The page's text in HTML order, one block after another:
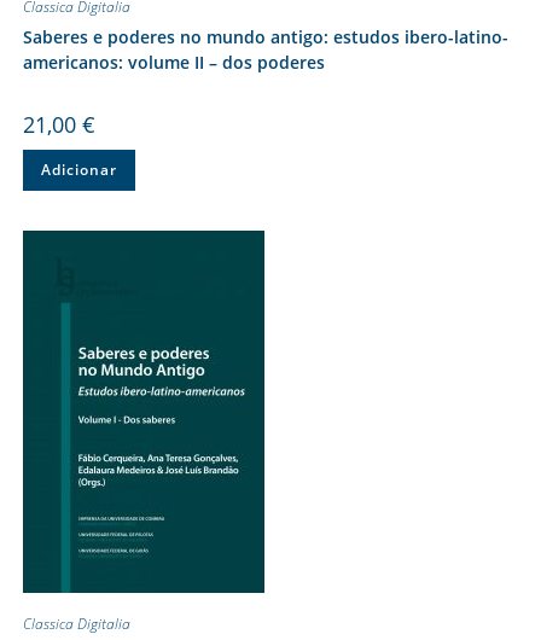
Classica Digitalia
Saberes e poderes no mundo antigo: estudos ibero-latino-
americanos: volume II – dos poderes
21,00 €
Adicionar
Classica Digitalia